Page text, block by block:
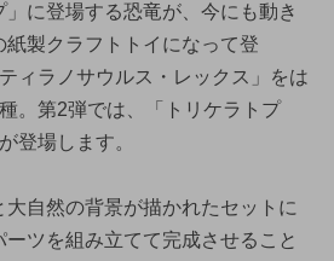
に登場する恐竜が、今にも動き
製クラフトトイになって登
ィラノサウルス・レックス」をは
。第2弾では、「トリケラトプ
登場します。
自然の背景が描かれたセットに
ツを組み立てて完成させること